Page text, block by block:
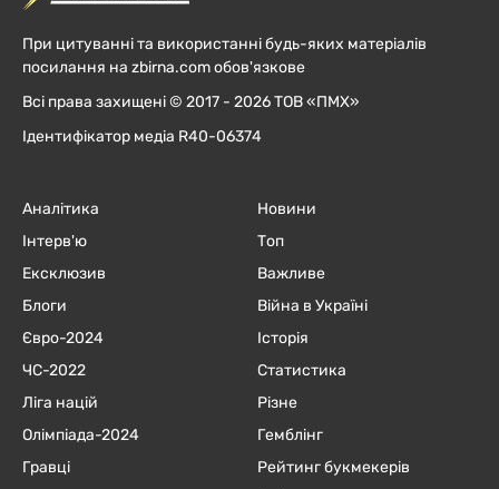
При цитуванні та використанні будь-яких матеріалів
посилання на zbirna.com обов'язкове
Всі права захищені © 2017 - 2026 ТОВ «ПМХ»
Ідентифікатор медіа R40-06374
Аналітика
Інтерв'ю
Ексклюзив
Блоги
Євро-2024
ЧC-2022
Ліга націй
Олімпіада-2024
Гравці
Новини
Топ
Важливе
Війна в Україні
Історія
Статистика
Різне
Гемблінг
Рейтинг букмекерів